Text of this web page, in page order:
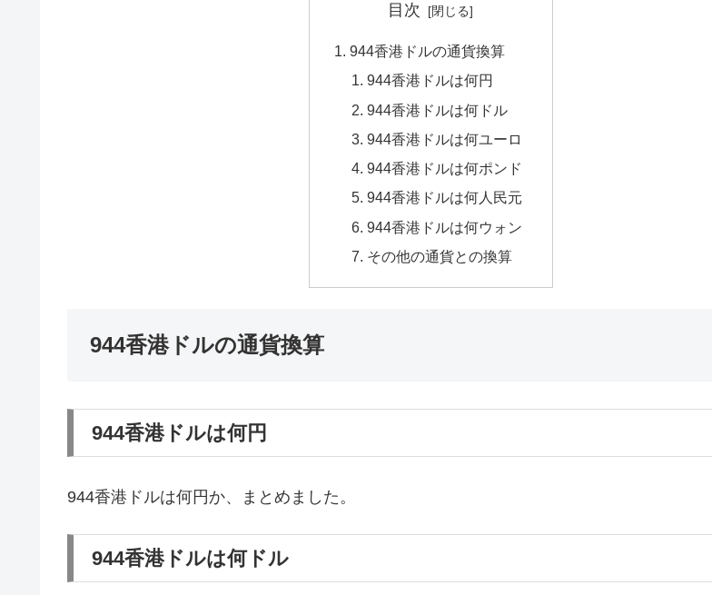
目次
944香港ドルの通貨換算
944香港ドルは何円
944香港ドルは何ドル
944香港ドルは何ユーロ
944香港ドルは何ポンド
944香港ドルは何人民元
944香港ドルは何ウォン
その他の通貨との換算
944香港ドルの通貨換算
944香港ドルは何円
944香港ドルは何円か、まとめました。
944香港ドルは何ドル